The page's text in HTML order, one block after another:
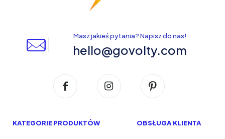
Masz jakieś pytania? Napisz do nas!
hello@govolty.com
KATEGORIE PRODUKTÓW OBSŁUGA KLIENTA